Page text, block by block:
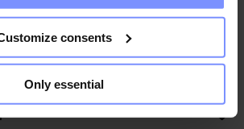
consents
Only essential